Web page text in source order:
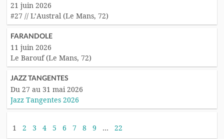
21 juin 2026
#27 // L’Austral (Le Mans, 72)
FARANDOLE
11 juin 2026
Le Barouf (Le Mans, 72)
JAZZ TANGENTES
Du 27 au 31 mai 2026
Jazz Tangentes 2026
1 2 3 4 5 6 7 8 9 … 22